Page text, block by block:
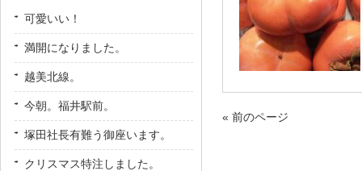
« 前のページ
可愛いい！
満開になりました。
越美北線。
今朝。福井駅前。
塚田社長有難う御座います。
クリスマス特注しました。